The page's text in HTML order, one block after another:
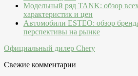
Модельный ряд TANK: обзор
характеристик и цен
Автомобили ESTEO: обзор
перспективы на рынке
Официальный дилер Chery
Свежие комментарии